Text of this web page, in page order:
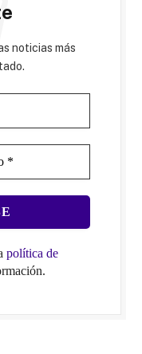
noticias más
política de